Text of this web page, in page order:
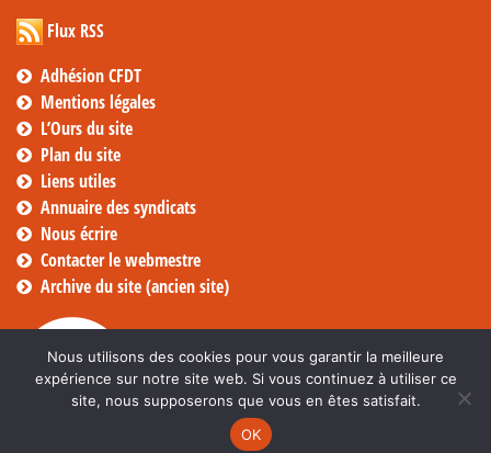
Flux RSS
Adhésion CFDT
Mentions légales
L’Ours du site
Plan du site
Liens utiles
Annuaire des syndicats
Nous écrire
Contacter le webmestre
Archive du site (ancien site)
Nous utilisons des cookies pour vous garantir la meilleure
expérience sur notre site web. Si vous continuez à utiliser ce
site, nous supposerons que vous en êtes satisfait.
OK